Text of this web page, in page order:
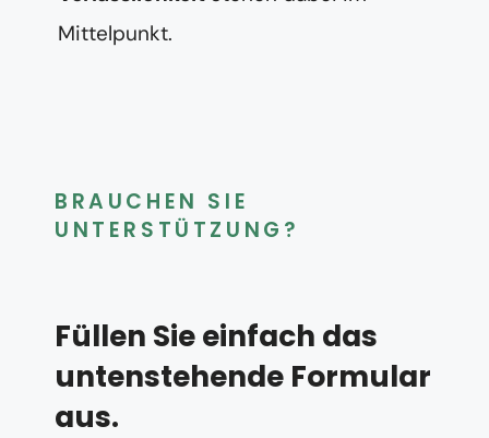
Mittelpunkt.
BRAUCHEN SIE
UNTERSTÜTZUNG?
Füllen Sie einfach das
untenstehende Formular
aus.